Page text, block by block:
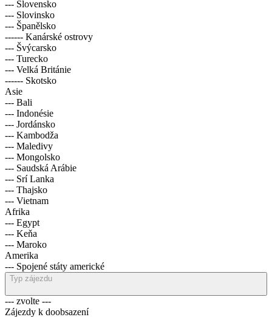
--- Slovensko
--- Slovinsko
--- Španělsko
------ Kanárské ostrovy
--- Švýcarsko
--- Turecko
--- Velká Británie
------ Skotsko
Asie
--- Bali
--- Indonésie
--- Jordánsko
--- Kambodža
--- Maledivy
--- Mongolsko
--- Saudská Arábie
--- Srí Lanka
--- Thajsko
--- Vietnam
Afrika
--- Egypt
--- Keňa
--- Maroko
Amerika
--- Spojené státy americké
Typ zájezdu
--- zvolte ---
Zájezdy k doobsazení